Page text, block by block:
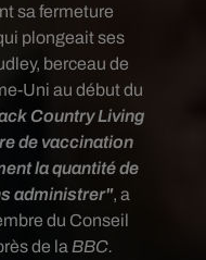
sa fermeture
plongeait ses
berceau de
Uni au début du
Country Living
de vaccination
la quantité de
administrer", a
du Conseil
de la BBC.